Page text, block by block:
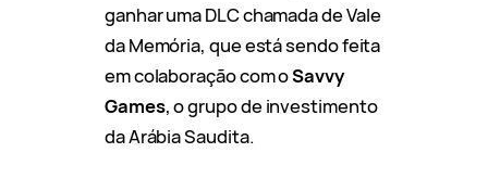
ganhar uma DLC chamada de Vale
da Memória, que está sendo feita
em colaboração com oSavvy
Games, o grupo de investimento
da Arábia Saudita.